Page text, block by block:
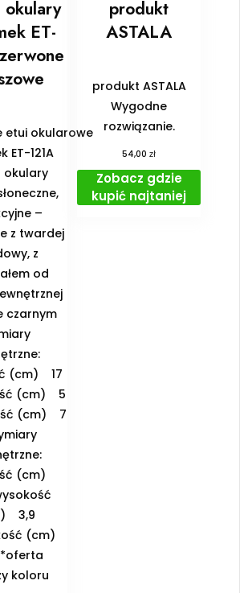
okulary
ET-
etui okularowe
ET-121A
okulary
–
z twardej
z
od
czarnym
(cm) 17
(cm) 5
(cm) 7
(cm)
3,9
(cm)
koloru
produkt
ASTALA
produkt ASTALA
Wygodne
rozwiązanie.
54,00zł
Zobacz gdzie
kupić najtaniej